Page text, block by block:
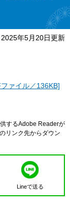
年5月20日更新
ァイル／136KB]
するAdobe Readerが
リンク先からダウン
Lineで送る